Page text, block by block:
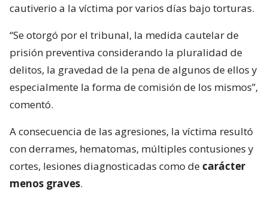
cautiverio a la víctima por varios días bajo torturas.
“Se otorgó por el tribunal, la medida cautelar de
prisión preventiva considerando la pluralidad de
delitos, la gravedad de la pena de algunos de ellos y
especialmente la forma de comisión de los mismos”,
comentó.
A consecuencia de las agresiones, la víctima resultó
con derrames, hematomas, múltiples contusiones y
cortes, lesiones diagnosticadas como de carácter
menos graves.